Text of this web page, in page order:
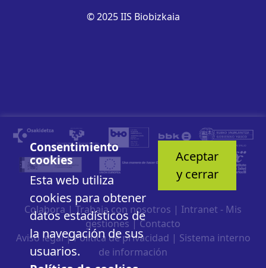
© 2025 IIS Biobizkaia
Consentimiento
cookies
Esta web utiliza
cookies para obtener
datos estadísticos de
la navegación de sus
usuarios.
Aceptar
y cerrar
Colabora | Trabaja con nosotros | Intranet - Mis
gestiones |Contacto
Aviso legal|Política de privacidad | Sistema interno
de información